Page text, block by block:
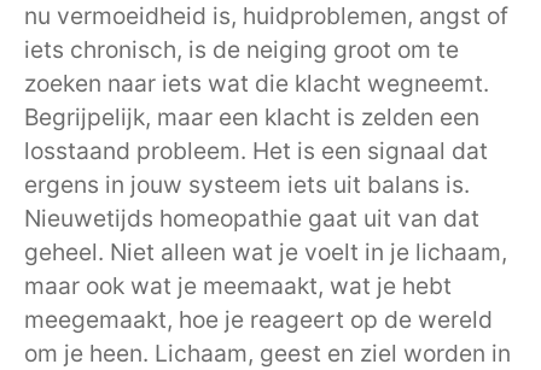
nu vermoeidheid is, huidproblemen, angst of
iets chronisch, is de neiging groot om te
zoeken naar iets wat die klacht wegneemt.
Begrijpelijk, maar een klacht is zelden een
losstaand probleem. Het is een signaal dat
ergens in jouw systeem iets uit balans is.
Nieuwetijds homeopathie gaat uit van dat
geheel. Niet alleen wat je voelt in je lichaam,
maar ook wat je meemaakt, wat je hebt
meegemaakt, hoe je reageert op de wereld
om je heen. Lichaam, geest en ziel worden in